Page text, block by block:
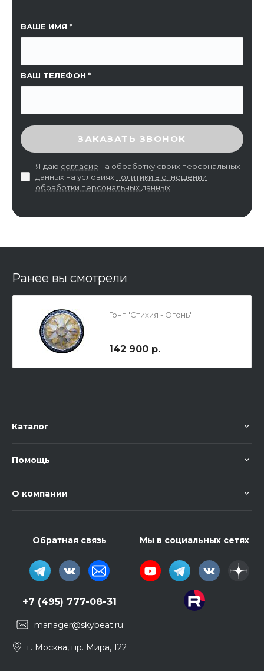
ВАШЕ ИМЯ
ВАШ ТЕЛЕФОН
ССЫЛКА НА СТРАНИЦУ
ВВЕДИТЕ ПРОВЕРОЧНЫЙ КОД
ЗАКАЗАТЬ ЗВОНОК
Я даю согласие на обработку своих персональных
данных на условиях политики в отношении
обработки персональных данных
Ранее вы смотрели
Гонг "Стихия - Огонь"
142 900 р.
Каталог
Помощь
О компании
Обратная связь
+7 (495) 777-08-31
manager@skybeat.ru
г. Москва, пр. Мира, 122
Мы в социальных сетях